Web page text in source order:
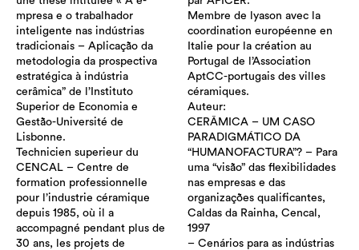
mpresa e o trabalhador
inteligente nas indústrias
tradicionais – Aplicação da
metodologia da prospectiva
estratégica à indústria
cerâmica” de l’Instituto
Superior de Economia e
Gestão-Université de
Lisbonne.
Technicien superieur du
CENCAL – Centre de
formation professionnelle
pour l’industrie céramique
depuis 1985, où il a
accompagné pendant plus de
30 ans, les projets de
Membre de lyason avec la
coordination européenne en
Italie pour la création au
Portugal de l’Association
AptCC-portugais des villes
céramiques.
Auteur:
CERÂMICA – UM CASO
PARADIGMÁTICO DA
“HUMANOFACTURA”? – Para
uma “visão” das flexibilidades
nas empresas e das
organizações qualificantes,
Caldas da Rainha, Cencal,
1997
– Cenários para as indústrias